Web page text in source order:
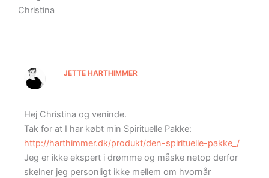
Christina
JETTE HARTHIMMER
Hej Christina og veninde.
Tak for at I har købt min Spirituelle Pakke:
http://harthimmer.dk/produkt/den-spirituelle-pakke_/
Jeg er ikke ekspert i drømme og måske netop derfor
skelner jeg personligt ikke mellem om hvornår